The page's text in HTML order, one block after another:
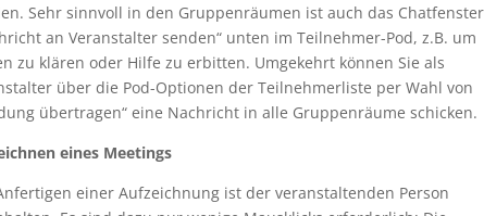
Sehr sinnvoll in den Gruppenräumen ist auch das Chatfenster
an Veranstalter senden“ unten im Teilnehmer-Pod, z.B. um
zu klären oder Hilfe zu erbitten. Umgekehrt können Sie als
über die Pod-Optionen der Teilnehmerliste per Wahl von
übertragen“ eine Nachricht in alle Gruppenräume schicken.
eines Meetings
einer Aufzeichnung ist der veranstaltenden Person